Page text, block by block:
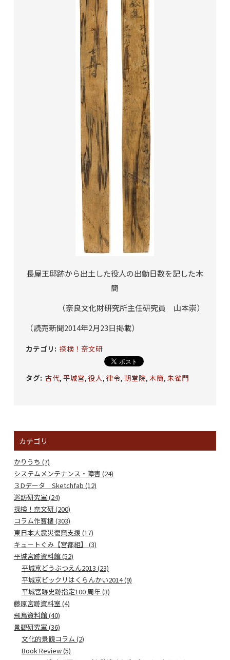
長屋王邸跡から出土した役人の出勤日数を記した木
簡
（奈良文化財研究所主任研究員 山本崇）
（読売新聞2014年2月23日掲載）
カテゴリ : 探検！奈文研
タグ: 古代, 平城宮, 役人 , 律令, 朝堂院, 木簡, 朱雀門
カテゴリ
かりうち (7)
システムメンテナンス・障害 (24)
３Dデータ Sketchfab (12)
巡訪研究室 (24)
探検！奈文研 (200)
コラム作寶樓 (303)
東日本大震災復興支援 (17)
キュートぐみ【宮都組】 (3)
平城宮跡資料館 (52)
平城京どうぶつえん2013 (23)
平城京ビックリはくらんかい2014 (9)
平城宮跡史跡指定100 周年 (3)
藤原宮跡資料室 (4)
飛鳥資料館 (40)
景観研究室 (36)
文化的景観コラム (2)
Book Review (5)